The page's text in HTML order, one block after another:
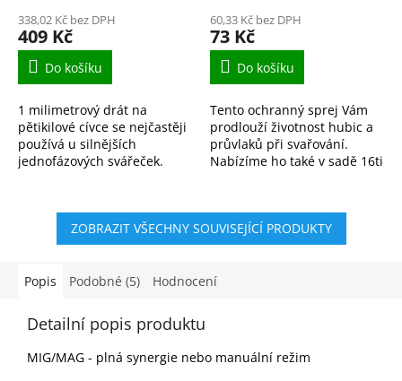
338,02 Kč bez DPH
409 Kč
Do košíku
1 milimetrový drát na
pětikilové cívce se nejčastěji
používá u silnějších
jednofázových svářeček.
60,33 Kč bez DPH
73 Kč
Do košíku
Tento ochranný sprej Vám
prodlouží životnost hubic a
průvlaků při svařování.
Nabízíme ho také v sadě 16ti
ZOBRAZIT VŠECHNY SOUVISEJÍCÍ PRODUKTY
Popis Podobné (5) Hodnocení
Detailní popis produktu
MIG/MAG - plná synergie nebo manuální režim